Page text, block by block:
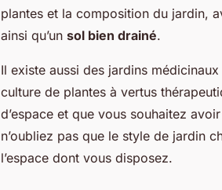
plantes et la composition du jardin,
ainsi qu’un sol bien drainé.
Il existe aussi des jardins
culture de plantes à vertus
d’espace et que vous souhaitez
n’oubliez pas que le style de jardin
l’espace dont vous disposez.